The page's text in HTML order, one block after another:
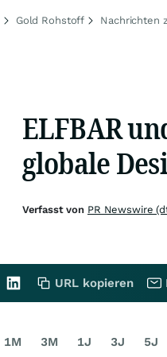
Gold Rohstoff Nachrichten
ELFBAR
globale
Verfasst von PR Newswire
URL kopieren
1M 3M 1J 3J 5J